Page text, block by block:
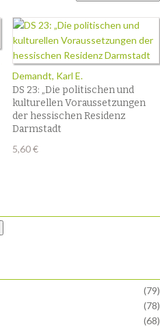
Demandt, Karl E.
DS 23: „Die politischen und
kulturellen Voraussetzungen
der hessischen Residenz
Darmstadt
5,60€
(79)
(78)
(68)